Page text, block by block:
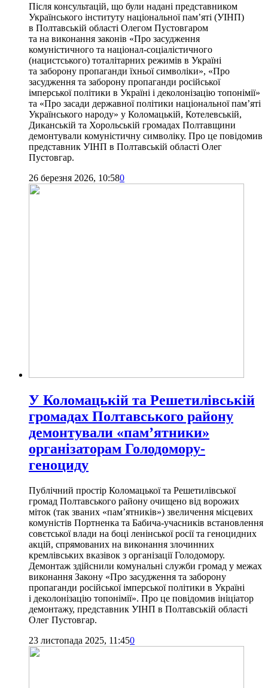
Після консультацій, що були надані представником
Українського інституту національної пам’яті (УІНП)
в Полтавській області Олегом Пустовгаром
та на виконання законів «Про засудження
комуністичного та націонал-соціалістичного
(нацистського) тоталітарних режимів в Україні
та заборону пропаганди їхньої символіки», «Про
засудження та заборону пропаганди російської
імперської політики в Україні і деколонізацію топонімії»
та «Про засади державної політики національної пам’яті
Українського народу» у Коломацькій, Котелевській,
Диканській та Хорольській громадах Полтавщини
демонтували комуністичну символіку. Про це повідомив
представник УІНП в Полтавській області Олег
Пустовгар.
26 березня 2026, 10:580
У Коломацькій та Решетилівській
громадах Полтавського району
демонтували «пам’ятники»
організаторам Голодомору-
геноциду
Публічний простір Коломацької та Решетилівської
громад Полтавського району очищено від ворожих
міток (так званих «пам’ятників») звеличення місцевих
комуністів Портненка та Бабича-учасників встановлення
совєтської влади на боці ленінської росії та геноцидних
акцій, спрямованих на виконання злочинних
кремлівських вказівок з організації Голодомору.
Демонтаж здійснили комунальні служби громад у межах
виконання Закону «Про засудження та заборону
пропаганди російської імперської політики в Україні
і деколонізацію топонімії». Про це повідомив ініціатор
демонтажу, представник УІНП в Полтавській області
Олег Пустовгар.
23 листопада 2025, 11:450